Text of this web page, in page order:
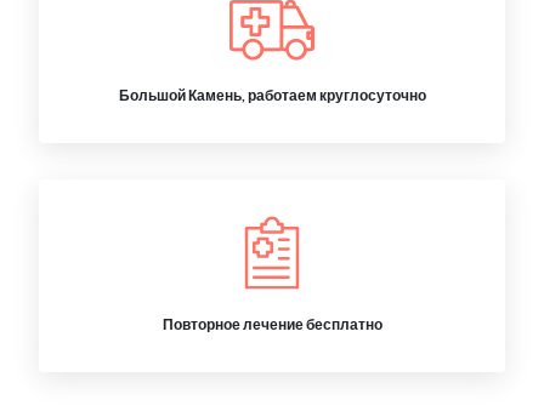
Большой Камень, работаем круглосуточно
Повторное лечение бесплатно